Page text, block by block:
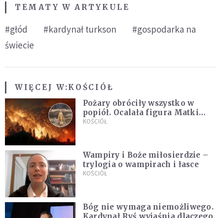
TEMATY W ARTYKULE
#głód #kardynał turkson
#gospodarka na
świecie
WIĘCEJ W:KOŚCIÓŁ
Pożary obróciły wszystko w
popiół. Ocalała figura Matki
Bożej
KOŚCIÓŁ
Wampiry i Boże miłosierdzie –
trylogia o wampirach i łasce
KOŚCIÓŁ
Bóg nie wymaga niemożliwego.